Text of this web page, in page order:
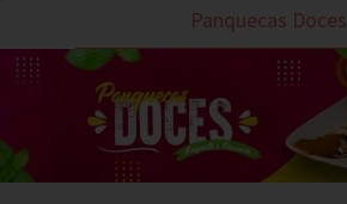
Panquecas Doces